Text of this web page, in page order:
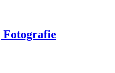
Fotografie